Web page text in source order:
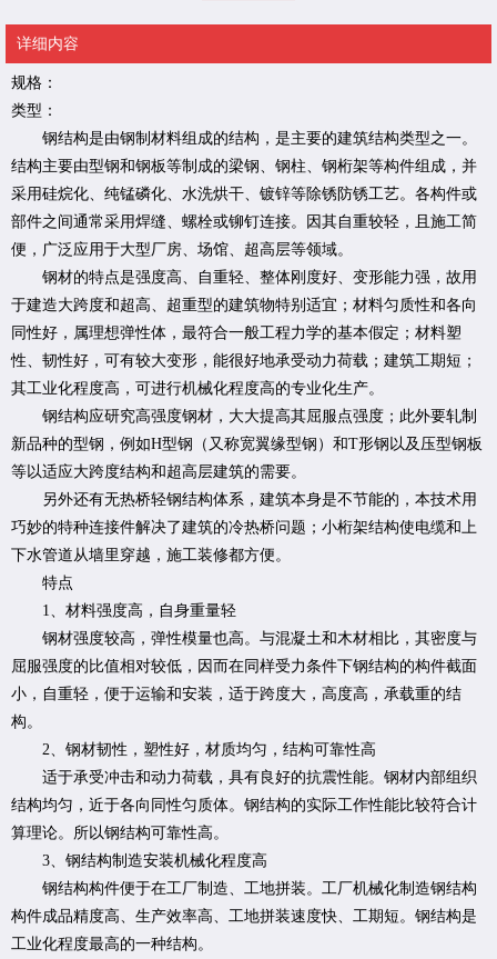
详细内容
规格：
类型：
钢结构是由钢制材料组成的结构，是主要的建筑结构类型之一。
结构主要由型钢和钢板等制成的梁钢、钢柱、钢桁架等构件组成，并
采用硅烷化、纯锰磷化、水洗烘干、镀锌等除锈防锈工艺。各构件或
部件之间通常采用焊缝、螺栓或铆钉连接。因其自重较轻，且施工简
便，广泛应用于大型厂房、场馆、超高层等领域。
钢材的特点是强度高、自重轻、整体刚度好、变形能力强，故用
于建造大跨度和超高、超重型的建筑物特别适宜；材料匀质性和各向
同性好，属理想弹性体，最符合一般工程力学的基本假定；材料塑
性、韧性好，可有较大变形，能很好地承受动力荷载；建筑工期短；
其工业化程度高，可进行机械化程度高的专业化生产。
钢结构应研究高强度钢材，大大提高其屈服点强度；此外要轧制
新品种的型钢，例如H型钢（又称宽翼缘型钢）和T形钢以及压型钢板
等以适应大跨度结构和超高层建筑的需要。
另外还有无热桥轻钢结构体系，建筑本身是不节能的，本技术用
巧妙的特种连接件解决了建筑的冷热桥问题；小桁架结构使电缆和上
下水管道从墙里穿越，施工装修都方便。
特点
1、材料强度高，自身重量轻
钢材强度较高，弹性模量也高。与混凝土和木材相比，其密度与
屈服强度的比值相对较低，因而在同样受力条件下钢结构的构件截面
小，自重轻，便于运输和安装，适于跨度大，高度高，承载重的结
构。
2、钢材韧性，塑性好，材质均匀，结构可靠性高
适于承受冲击和动力荷载，具有良好的抗震性能。钢材内部组织
结构均匀，近于各向同性匀质体。钢结构的实际工作性能比较符合计
算理论。所以钢结构可靠性高。
3、钢结构制造安装机械化程度高
钢结构构件便于在工厂制造、工地拼装。工厂机械化制造钢结构
构件成品精度高、生产效率高、工地拼装速度快、工期短。钢结构是
工业化程度最高的一种结构。